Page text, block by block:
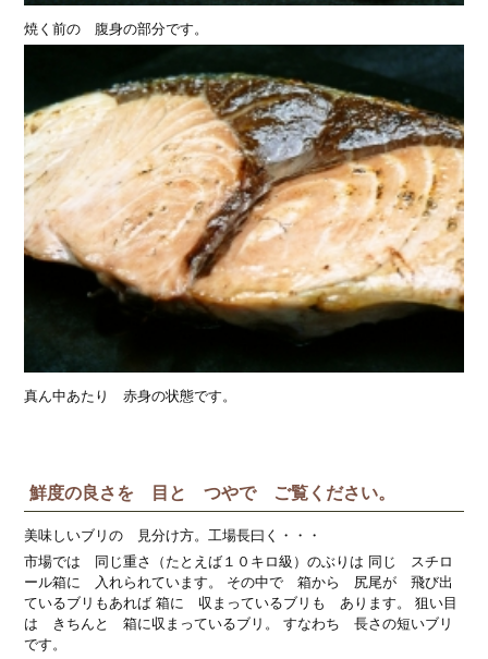
焼く前の 腹身の部分です。
真ん中あたり 赤身の状態です。
鮮度の良さを 目と つやで ご覧ください。
美味しいブリの 見分け方。工場長曰く・・・
市場では 同じ重さ（たとえば１０キロ級）のぶりは 同じ スチロ
ール箱に 入れられています。 その中で 箱から 尻尾が 飛び出
ているブリもあれば 箱に 収まっているブリも あります。 狙い目
は きちんと 箱に収まっているブリ。 すなわち 長さの短いブリ
です。